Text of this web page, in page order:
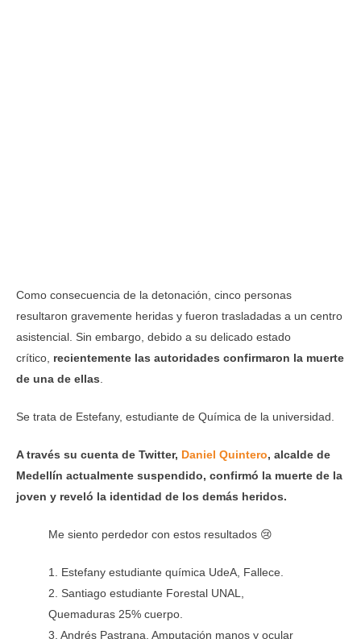
Como consecuencia de la detonación, cinco personas
resultaron gravemente heridas y fueron trasladadas a un centro
asistencial. Sin embargo, debido a su delicado estado
crítico, recientemente las autoridades confirmaron la muerte
de una de ellas
Se trata de Estefany, estudiante de Química de la universidad.
A través su cuenta de Twitter, Daniel Quintero, alcalde de
Medellín actualmente suspendido, confirmó la muerte de la
joven y reveló la identidad de los demás heridos.
Me siento perdedor con estos resultados 😢
1. Estefany estudiante química UdeA, Fallece.
2. Santiago estudiante Forestal UNAL,
Quemaduras 25% cuerpo.
3. Andrés Pastrana, Amputación manos y ocular